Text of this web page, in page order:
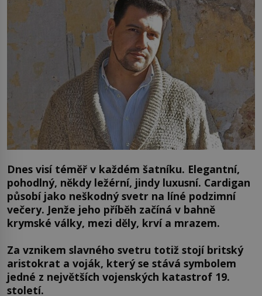
Dnes visí téměř v každém šatníku. Elegantní,
pohodlný, někdy ležérní, jindy luxusní. Cardigan
působí jako neškodný svetr na líné podzimní
večery. Jenže jeho příběh začíná v bahně
krymské války, mezi děly, krví a mrazem.
Za vznikem slavného svetru totiž stojí britský
aristokrat a voják, který se stává symbolem
jedné z největších vojenských katastrof 19.
století.